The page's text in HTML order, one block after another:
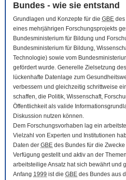
Bundes - wie sie entstand
Grundlagen und Konzepte für die GBE
eines mehrjährigen Forschungsprojekts
Bundesministerium für Bildung und
Bundesministerium für Bildung,
Technologie) sowie vom
gefördert wurde. Generelle Zielsetzung
lückenhafte Datenlage zum
verbessern und gleichzeitig schrittweise
schaffen, die Politik, Wissenschaft,
Öffentlichkeit als valide
Diskussion nutzen können.
Dem Forschungsvorhaben lag ein
Vielzahl von Experten und Institutionen
Daten der GBE des Bundes für die
Verfügung gestellt und aktiv an der
arbeitsteilige Ansatz hat sich bewährt und
Anfang 1999 ist die GBE des Bundes aus